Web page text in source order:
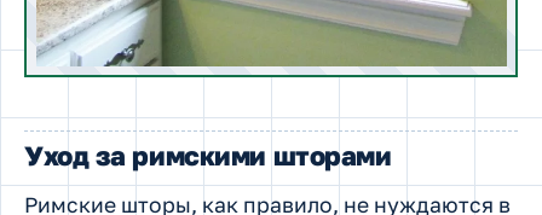
Уход за римскими шторами
Римские шторы, как правило, не нуждаются в